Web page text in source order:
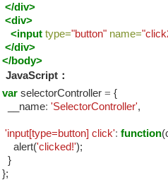
</div>
<div>
<input type="button" name=
</div>
</body>
JavaScript：
var selectorController = {
__name: 'SelectorController',
'input[type=button] click': function
alert('clicked!');
}
};